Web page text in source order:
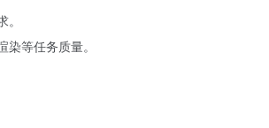
等任务质量。